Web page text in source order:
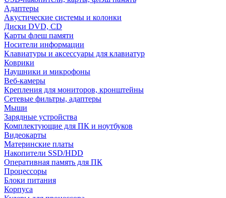
Адаптеры
Акустические системы и колонки
Диски DVD, CD
Карты флеш памяти
Носители информации
Клавиатуры и аксессуары для клавиатур
Коврики
Наушники и микрофоны
Веб-камеры
Крепления для мониторов, кронштейны
Сетевые фильтры, адаптеры
Мыши
Зарядные устройства
Комплектующие для ПК и ноутбуков
Видеокарты
Материнские платы
Накопители SSD/HDD
Оперативная память для ПК
Процессоры
Блоки питания
Корпуса